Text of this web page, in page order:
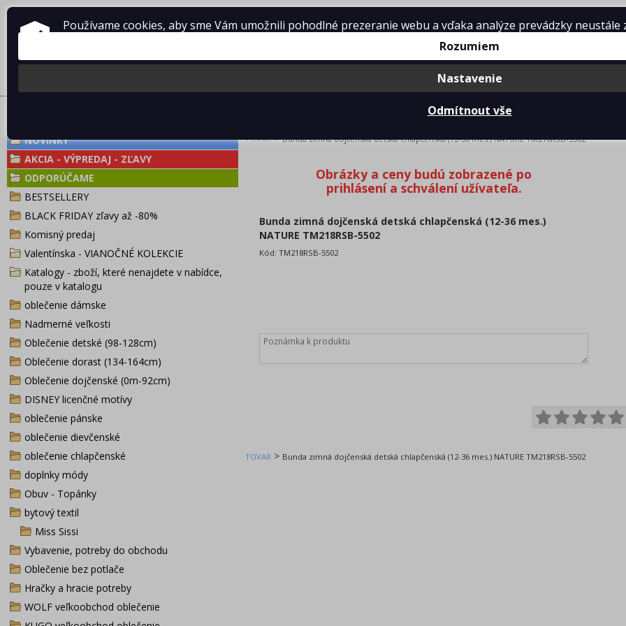
O firme Vladimír MANDA ako nakupovať Obchodné podmienky Kontakt
NOVINKY
AKCIA - VÝPREDAJ - ZĽAVY
ODPORÚČAME
BESTSELLERY
BLACK FRIDAY zľavy až -80%
Komisný predaj
Valentínska - VIANOČNÉ KOLEKCIE
Katalogy - zboží, které nenajdete v nabídce,
pouze v katalogu
oblečenie dámske
Nadmerné veľkosti
Oblečenie detské (98-128cm)
Oblečenie dorast (134-164cm)
Oblečenie dojčenské (0m-92cm)
DISNEY licenčné motívy
oblečenie pánske
oblečenie dievčenské
oblečenie chlapčenské
doplnky módy
Obuv - Topánky
bytový textil
Miss Sissi
Vybavenie, potreby do obchodu
Oblečenie bez potlače
Hračky a hracie potreby
WOLF veľkoobchod oblečenie
BUNDA ZIMNÁ DOJČENSKÁ DETSKÁ CHLAPČENSKÁ (12-36 MES.) NATURE
TOVAR>Bunda zimná dojčenská detská chlapčenská (12-36 mes.) NATURE TM218RSB-5502
Bunda zimná dojčenská detská chlapčenská (12-36 mes.)
NATURE TM218RSB-5502
Kód: TM218RSB-5502
TOVAR > Bunda zimná dojčenská detská chlapčenská (12-36 mes.) NATURE TM218RSB-5502
Používame cookies, aby sme Vám umožnili pohodlné prezeranie webu a vďaka analýze prevádzky
Rozumiem
Nastavenie
Odmítnout vše